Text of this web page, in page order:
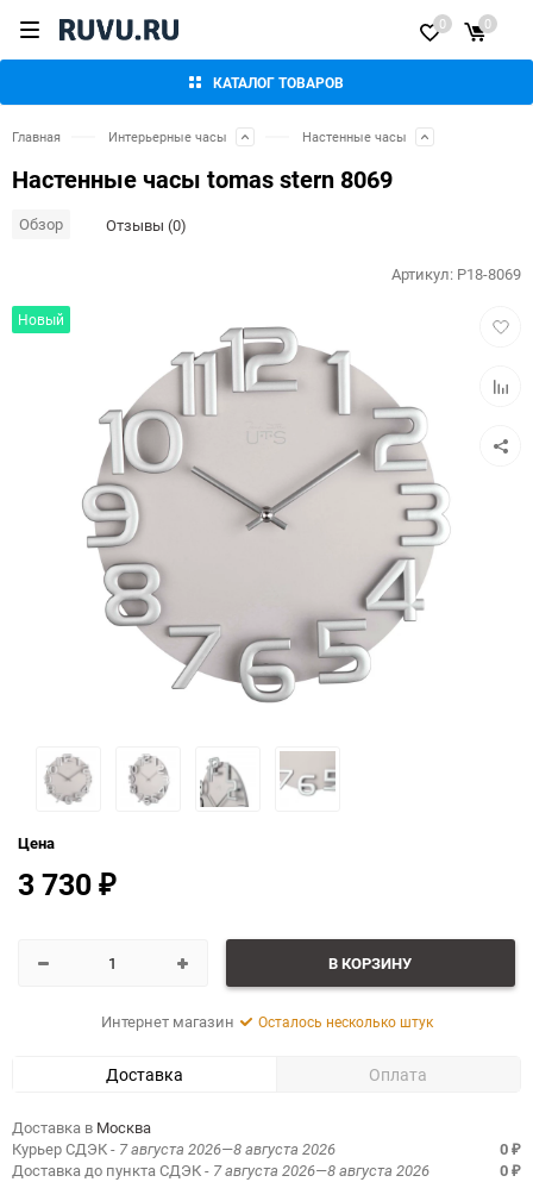
КАТАЛОГ ТОВАРОВ
0 0
Главная Интерьерные часы Настенные часы
Настенные часы tomas stern 8069
Обзор Отзывы (0)
Новый
Артикул: P18-8069
Цена
3 730 ₽
В КОРЗИНУ
Интернет магазин Осталось несколько штук
Доставка Оплата
Доставка в Москва
Курьер СДЭК- 7 августа 2026—8 августа 2026 0 ₽
Доставка до пункта СДЭК- 7 августа 2026—8 августа 2026 0 ₽